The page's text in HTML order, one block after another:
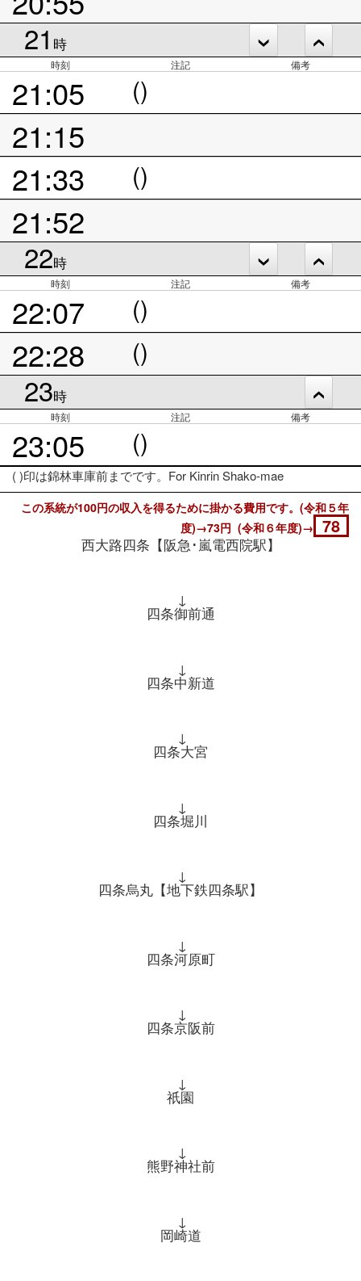
21 時
時刻 注記 備考
21:05 ()
21:15
21:33
()
21:52
22時
時刻 注記 備考
22:07 ()
22:28 ()
23時
時刻 注記 備考
23:05 ()
( )印は錦林車庫前までです。For Kinrin Shako-mae
この系統が100円の収入を得るために掛かる費用です。(令和５年
度)→73円 (令和６年度)→ 78
西大路四条【阪急･嵐電西院駅】
↓
四条御前通
↓
四条中新道
↓
四条大宮
↓
四条堀川
↓
四条烏丸【地下鉄四条駅】
↓
四条河原町
↓
四条京阪前
↓
祇園
↓
熊野神社前
↓
岡崎道